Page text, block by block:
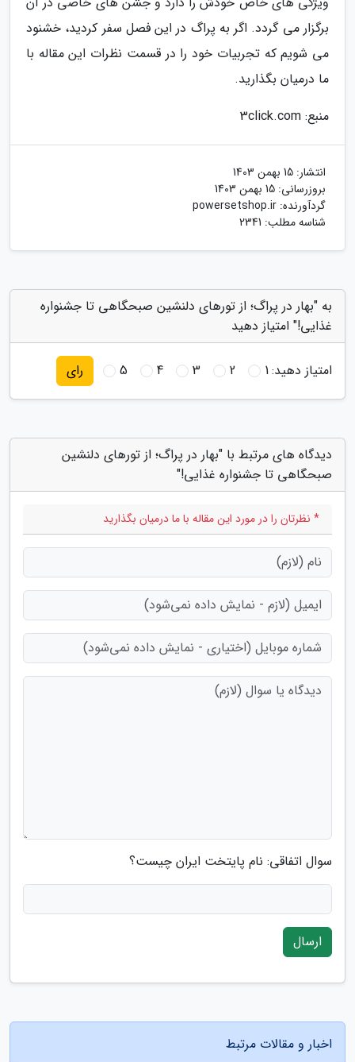
برگزار می گردد. اگر به پراگ در این فصل سفر کردید، خشنود
می شویم که تجربیات خود را در قسمت نظرات این مقاله با
ما درمیان بگذارید.
منبع: 3click.com
انتشار: 15 بهمن 1403
بروزرسانی: 15 بهمن 1403
گردآورنده: powersetshop.ir
شناسه مطلب: 2341
به "بهار در پراگ؛ از تورهای دلنشین صبحگاهی تا جشنواره
غذایی!" امتیاز دهید
امتیاز دهید:1
2
3
4
5 رای
دیدگاه های مرتبط با "بهار در پراگ؛ از تورهای دلنشین
صبحگاهی تا جشنواره غذایی!"
* نظرتان را در مورد این مقاله با ما درمیان بگذارید
سوال اتفاقی: نام پایتخت ایران چیست؟
ارسال
اخبار و مقالات مرتبط